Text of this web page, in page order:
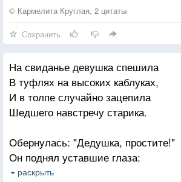
Хочу открыть один секрет:
Ваш брак большой подобен спичке,
В которой, правда, серы нет.
И быт уютливо-угрюмый
Не разожжёт огня в крови.
Поверьте мне, что даже юмор
Тем, кто женился по расчёту,
Возможно, больше повезло
© Кармелита Круглая, 2 цитаты
Сохранить
На свиданье девушка спешила
В туфлях на высоких каблуках,
И в толпе случайно зацепила
Шедшего навстречу старика.
Обернулась: "Дедушка, простите!"
Он поднял уставшие глаза:
"Милая, куда ж вы так спешите?"
раскрыть